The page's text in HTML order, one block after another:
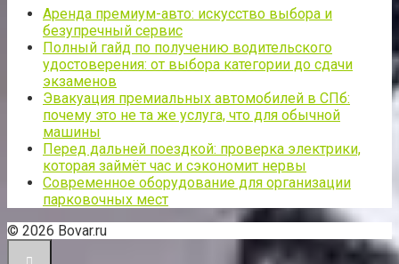
Аренда премиум-авто: искусство выбора и
безупречный сервис
Полный гайд по получению водительского
удостоверения: от выбора категории до сдачи
экзаменов
Эвакуация премиальных автомобилей в СПб:
почему это не та же услуга, что для обычной
машины
Перед дальней поездкой: проверка электрики,
которая займёт час и сэкономит нервы
Современное оборудование для организации
парковочных мест
© 2026 Bovar.ru